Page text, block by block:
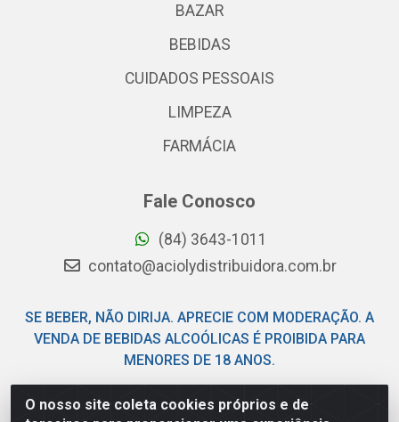
O nosso site coleta cookies próprios e de
BAZAR
BEBIDAS
CUIDADOS PESSOAIS
LIMPEZA
FARMÁCIA
Fale Conosco
(84) 3643-1011
contato@aciolydistribuidora.com.br
SE BEBER, NÃO DIRIJA. APRECIE COM MODERAÇÃO. A
VENDA DE BEBIDAS ALCOÓLICAS É PROIBIDA PARA
MENORES DE 18 ANOS.
Acioly Distribuidora - Av Piloto Pereira Tim - Parque de